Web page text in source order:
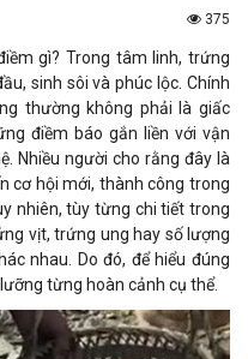
375
gì? Trong tâm linh, trứng
sinh sôi và phúc lộc. Chính
thường không phải là giấc
điềm báo gắn liền với vận
Nhiều người cho rằng đây là
cơ hội mới, thành công trong
nhiên, tùy từng chi tiết trong
vịt, trứng ung hay số lượng
nhau. Do đó, để hiểu đúng
từng hoàn cảnh cụ thể.